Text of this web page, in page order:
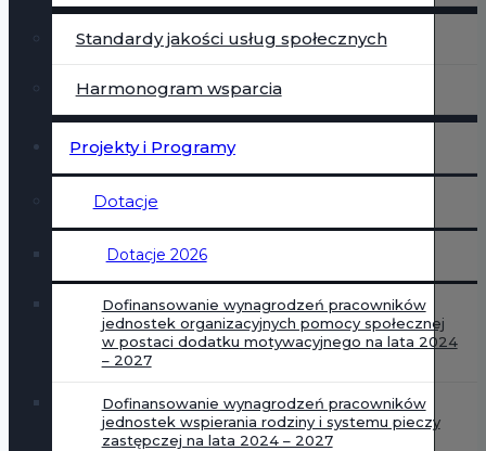
Standardy jakości usług społecznych
Harmonogram wsparcia
Projekty i Programy
Dotacje
Dotacje 2026
Dofinansowanie wynagrodzeń pracowników
jednostek organizacyjnych pomocy społecznej
w postaci dodatku motywacyjnego na lata 2024
– 2027
Dofinansowanie wynagrodzeń pracowników
jednostek wspierania rodziny i systemu pieczy
zastępczej na lata 2024 – 2027